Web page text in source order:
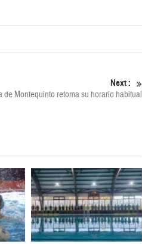
Next :
de Montequinto retoma su horario habitual